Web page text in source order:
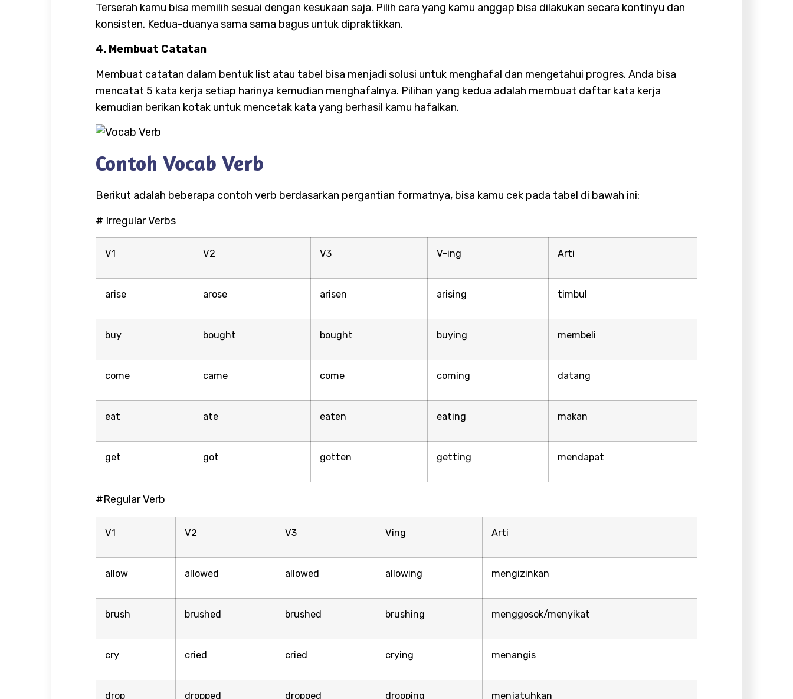
Terserah kamu bisa memilih sesuai dengan kesukaan saja. Pilih cara yang kamu anggap bisa dilakukan secara kontinyu dan
konsisten. Kedua-duanya sama sama bagus untuk dipraktikkan.
4. Membuat Catatan
Membuat catatan dalam bentuk list atau tabel bisa menjadi solusi untuk menghafal dan mengetahui progres. Anda bisa
mencatat 5 kata kerja setiap harinya kemudian menghafalnya. Pilihan yang kedua adalah membuat daftar kata kerja
kemudian berikan kotak untuk mencetak kata yang berhasil kamu hafalkan.
Contoh Vocab Verb
Berikut adalah beberapa contoh verb berdasarkan pergantian formatnya, bisa kamu cek pada tabel di bawah ini:
# Irregular Verbs
V1 V2 V3 V-ing Arti
arise arose arisen arising timbul
buy bought bought buying membeli
come came come coming datang
eat ate eaten eating makan
get got gotten getting mendapat
#Regular Verb
V1 V2 V3 Ving Arti
allow allowed allowed allowing mengizinkan
brush brushed brushed brushing menggosok/menyikat
cry cried cried crying menangis
drop dropped dropped dropping menjatuhkan